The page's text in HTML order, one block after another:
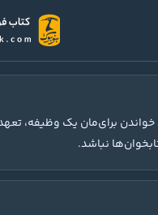
برای‌مان یک وظیفه،
نباشد.